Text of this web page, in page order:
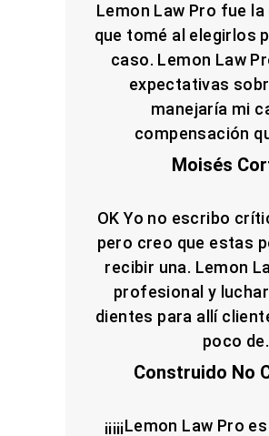
Lemon Law Pro fue
que tomé al elegirlos
caso. Lemon Law
expectativas
manejaría mi
compensación
Moisés
OK Yo no escribo
pero creo que estas
recibir una. Lemon
profesional y
dientes para allí
poco
Construido No
¡¡¡¡¡Lemon Law Pro